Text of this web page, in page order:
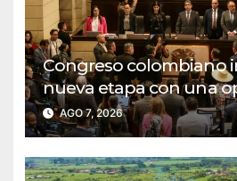
Congreso colombiano
nueva etapa con una
decidida a defender las
sociales
AGO 7, 2026